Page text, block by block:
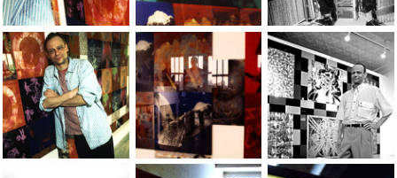
Portraits of the artist Jean-Pierre Sergent taken by
Portraits of the artist Jean-Pierre
Portraits of the
Portraits of the artist Jean-Pierre Sergent taken by
Studio Chelsea/96, photo byPortraits of the